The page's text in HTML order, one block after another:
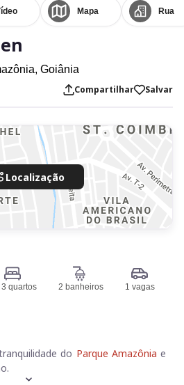
Mapa Rua
Goiânia
Compartilhar Salvar
Localização
3 quartos 2 banheiros 1 vagas
do Parque Amazônia e